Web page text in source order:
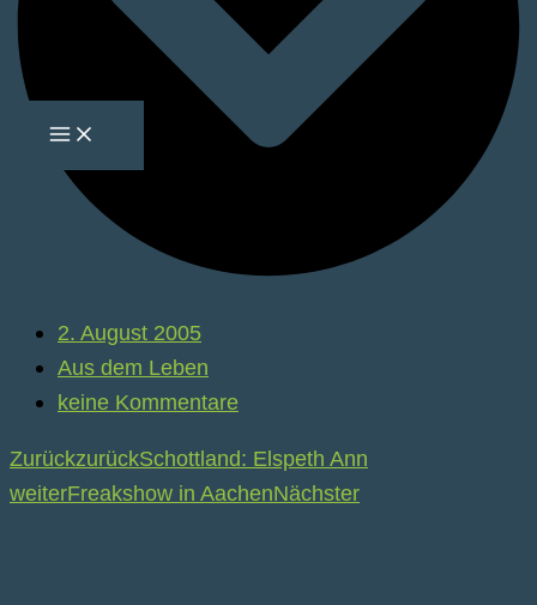
2. August 2005
Aus dem Leben
keine Kommentare
ZurückzurückSchottland: Elspeth Ann
weiterFreakshow in AachenNächster